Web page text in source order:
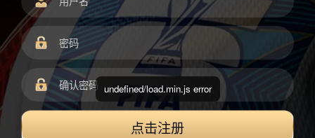
点击注册
undefined/load.min.js error